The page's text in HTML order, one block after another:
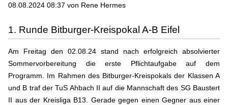
08.08.2024 08:37 von Rene Hermes
1. Runde Bitburger-Kreispokal A-B Eifel
Am Freitag den 02.08.24 stand nach erfolgreich absolvierter
Sommervorbereitung die erste Pflichtaufgabe auf dem
Programm. Im Rahmen des Bitburger-Kreispokals der Klassen A
und B traf der TuS Ahbach II auf die Mannschaft des SG Baustert
II aus der Kreisliga B13. Gerade gegen einen Gegner aus einer